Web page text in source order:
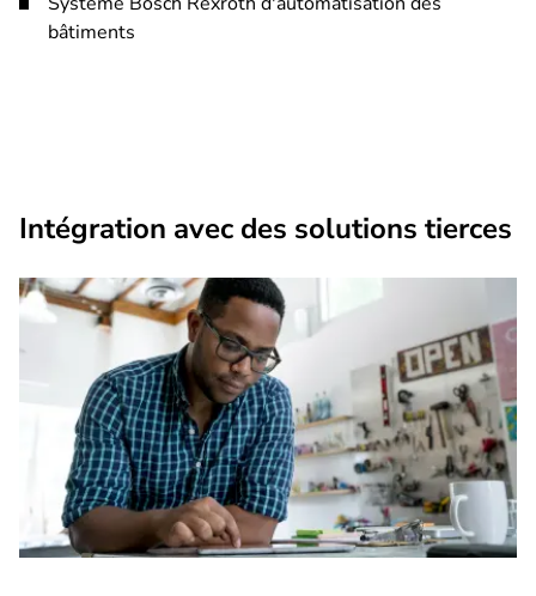
bâtiments
Intégration avec des solutions tierces